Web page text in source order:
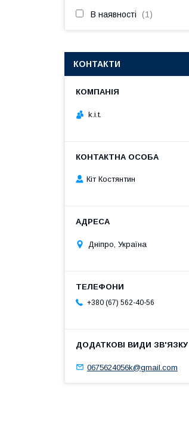
В наявності 1
КОНТАКТИ
k.i.t.
Кіт Костянтин
Дніпро, Україна
+380 (67) 562-40-56
0675624056k@gmail.com